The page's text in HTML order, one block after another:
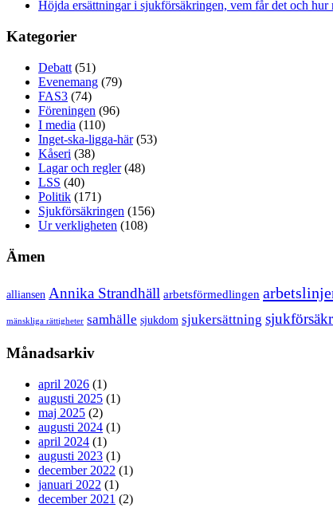
Höjda ersättningar i sjukförsäkringen, vem får det och hur
Kategorier
Debatt (51)
Evenemang (79)
FAS3 (74)
Föreningen (96)
I media (110)
Inget-ska-ligga-här(53)
Kåseri (38)
Lagar och regler(48)
LSS (40)
Politik (171)
Sjukförsäkringen (156)
Ur verkligheten (108)
Ämen
alliansen Annika Strandhäll arbetsförmedlingen
mänskliga rättigheter samhälle sjukdom sjukersättning
Månadsarkiv
april 2026 (1)
augusti 2025 (1)
maj 2025 (2)
augusti 2024 (1)
april 2024 (1)
augusti 2023 (1)
december 2022 (1)
januari 2022 (1)
december 2021 (2)